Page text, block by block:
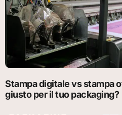
Stampa digitale vs stampa
giusto per il tuo packaging?